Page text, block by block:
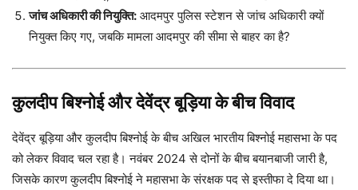
जांच अधिकारी की नियुक्ति: आदमपुर पुलिस स्टेशन से जांच अधिकारी क्यों
नियुक्त किए गए, जबकि मामला आदमपुर की सीमा से बाहर का है?
कुलदीप बिश्नोई और देवेंद्र बूड़िया के बीच विवाद
देवेंद्र बूड़िया और कुलदीप बिश्नोई के बीच अखिल भारतीय बिश्नोई महासभा के पद
को लेकर विवाद चल रहा है। नवंबर 2024 से दोनों के बीच बयानबाजी जारी है,
जिसके कारण कुलदीप बिश्नोई ने महासभा के संरक्षक पद से इस्तीफा दे दिया था।